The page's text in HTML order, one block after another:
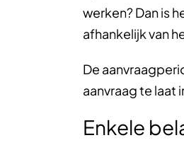
werken? Dan is
afhankelijk van
De
aanvraag te laat
Enkele